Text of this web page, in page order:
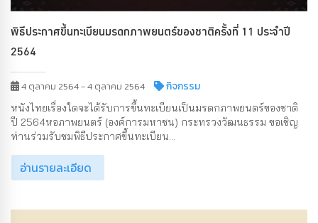
พิธีประกาศขึ้นทะเบียนมรดกภาพยนตร์ของชาติครั้งที่ 11 ประจำปี
2564
4 ตุลาคม 2564 - 4 ตุลาคม 2564 กิจกรรม
หนังไทยเรื่องใดจะได้รับการขึ้นทะเบียนเป็นมรดกภาพยนตร์ของชาติ
ปี 2564หอภาพยนตร์ (องค์การมหาชน) กระทรวงวัฒนธรรม ขอเชิญ
ท่านร่วมรับชมพิธีประกาศขึ้นทะเบียน...
อ่านรายละเอียด